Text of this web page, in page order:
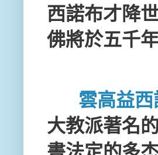
西諾布才降
佛將於五千
雲高益
大教派著名